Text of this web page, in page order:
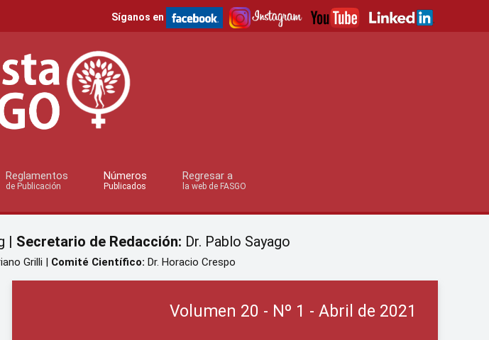
Síganos en
Reglamentos
de Publicación
Números
Publicados
Regresar a
la web de FASGO
| Secretario de Redacción: Dr. Pablo Sayago
Grilli | Comité Científico: Dr. Horacio Crespo
Volumen 20 - Nº 1 - Abril de 2021